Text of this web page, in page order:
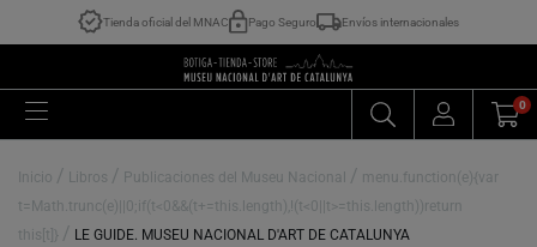
Tienda oficial del MNAC Pago Seguro Envíos internacionales
0
Inicio / Libros / Publicaciones del Museu Nacional / menu.function(e){var
t=Math.trunc(e)||0;if(t<0&&(t+=this.length),!(t<0||t>=this.length))return
this[t]} / LE GUIDE. MUSEU NACIONAL D'ART DE CATALUNYA